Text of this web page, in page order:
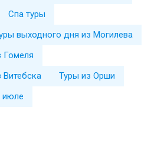
Спа туры
выходного дня из Могилева
Гомеля
Туры из Орши
июле